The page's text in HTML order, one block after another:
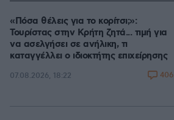
«Πόσα θέλεις για το κορίτσι;»:
Τουρίστας στην Κρήτη ζητά... τιμή για
να ασελγήσει σε ανήλικη, τι
καταγγέλλει ο ιδιοκτήτης επιχείρησης
07.08.2026, 18:22 406